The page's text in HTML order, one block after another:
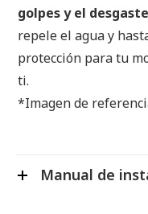
golpes y el
repele el agua y
protección para tu
ti.
*Imagen de
Manual de